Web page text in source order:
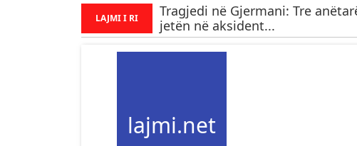
LAJMI I RI
Tragjedi në Gjermani: Tre
jetën në aksident...
lajmi.net